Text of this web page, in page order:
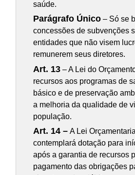
saúde.
Parágrafo Único – Só se
concessões de subvenções
entidades que não visem
remunerem seus diretores.
Art. 13 – A Lei do
recursos aos programas de
básico e de preservação
a melhoria da qualidade de
população.
Art. 14 – A Lei
contemplará dotação para
após a garantia de recursos
pagamento das obrigações